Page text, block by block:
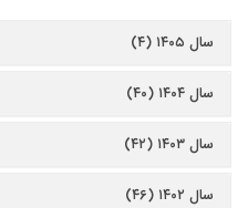
سال ۱۴۰۵ (۴)
سال ۱۴۰۴ (۴۰)
سال ۱۴۰۳ (۴۲)
سال ۱۴۰۲ (۴۶)